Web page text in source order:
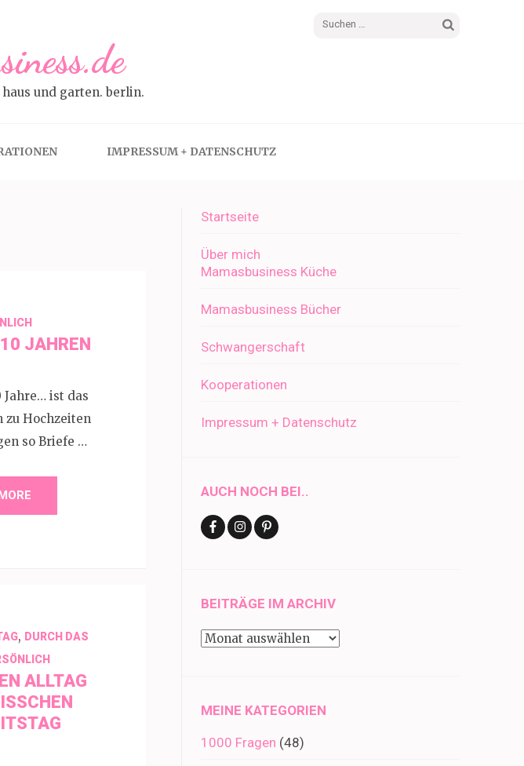
Suchen
und garten. berlin.
IMPRESSUM + DATENSCHUTZ
JAHREN
Jahre… ist das
zu Hochzeiten
so Briefe …
, DURCH DAS
ALLTAG U
HO
Startseite
Über mich
Mamasbusiness Küche
Mamasbusiness Bücher
Schwangerschaft
Kooperationen
Impressum + Datenschutz
AUCH NOCH BEI..
BEITRÄGE IM ARCHIV
Beiträge
MEINE KATEGORIEN
1000 Fragen (48)